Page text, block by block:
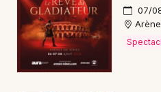
Newsletter des sorties
07/